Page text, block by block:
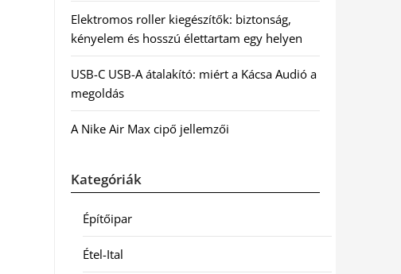
Elektromos roller kiegészítők: biztonság,
kényelem és hosszú élettartam egy helyen
USB-C USB-A átalakító: miért a Kácsa Audió a
megoldás
A Nike Air Max cipő jellemzői
Kategóriák
Építőipar
Étel-Ital